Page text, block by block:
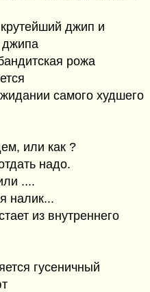
джип и
джипа
рожа
самого худшего
или как ?
надо.
....
налик...
из внутреннего
гусеничный